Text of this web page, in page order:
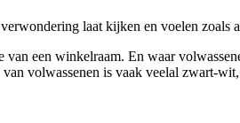
laat kijken en voelen zoals
een winkelraam. En waar
volwassenen is vaak veelal zwart-